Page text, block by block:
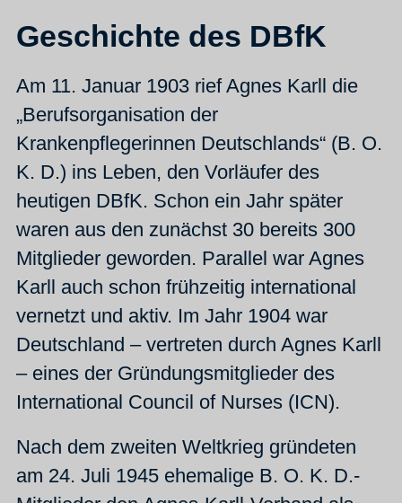
Geschichte des DBfK
Am 11. Januar 1903 rief Agnes Karll die
„Berufsorganisation der
Krankenpflegerinnen Deutschlands“ (B. O.
K. D.) ins Leben, den Vorläufer des
heutigen DBfK. Schon ein Jahr später
waren aus den zunächst 30 bereits 300
Mitglieder geworden. Parallel war Agnes
Karll auch schon frühzeitig international
vernetzt und aktiv. Im Jahr 1904 war
Deutschland – vertreten durch Agnes Karll
– eines der Gründungsmitglieder des
International Council of Nurses (ICN).
Nach dem zweiten Weltkrieg gründeten
am 24. Juli 1945 ehemalige B. O. K. D.-